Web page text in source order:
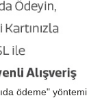
ödeme" yöntemi